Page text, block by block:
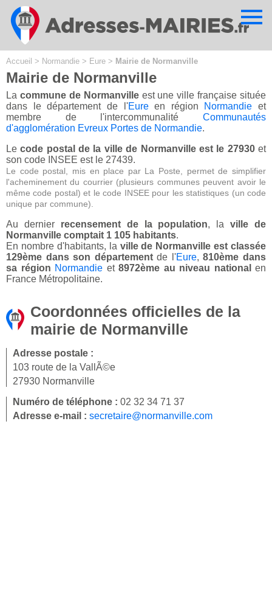
Accueil > Normandie > Eure > Mairie de Normanville
Mairie de Normanville
La commune de Normanvilleest une ville française située
dans le département de l'Eureen région Normandie et
membre de l'intercommunalité Communautés
d'agglomération Evreux Portes de Normandie.
Lecode postal de la ville de Normanville est le 27930et
son code INSEE est le 27439.
Le code postal, mis en place par La Poste, permet de simplifier
l'acheminement du courrier (plusieurs communes peuvent avoir le
même code postal) et le code INSEE pour les statistiques (un code
unique par commune).
Au dernier recensement de la population, laville de
Normanville comptait 1 105 habitants.
En nombre d'habitants, la ville de Normanville est classée
129ème dans son départementde l'Eure,810ème dans
sa région Normandie et 8972ème au niveau national en
France Métropolitaine.
Coordonnées officielles de la
mairie de Normanville
Adresse postale :
103 route de la VallÃ©e
27930 Normanville
Numéro de téléphone : 02 32 34 71 37
Adresse e-mail : secretaire@normanville.com
Cookies management panel